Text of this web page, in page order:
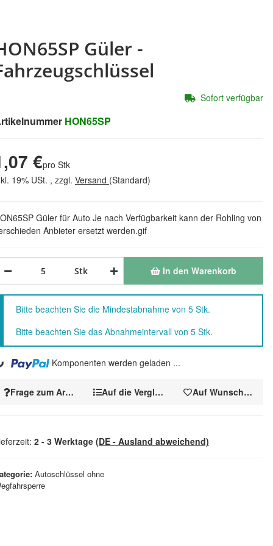
Güler -
HON65SP
Autoschlüssel ohne
Güler für Auto Je nach Verfügbarkeit kann der Rohling von
Anbieter ersetzt werden.gif
€pro Stk
19% USt. , zzgl. Versand (Standard)
Frage zum Artikel Auf die VergleichslisteAuf Wunschzettel
Stk In den Warenkorb
x
Bitte beachten Sie die Mindestabnahme von 5 Stk.
Bitte beachten Sie das Abnahmeintervall von 5 Stk.
Komponenten werden geladen ...
Sofort verfügbar
2 - 3 Werktage (DE - Ausland abweichend)